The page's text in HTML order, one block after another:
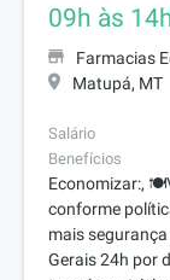
09h às
Farmacias
Matupá, MT
Salário
Benefícios
Economizar:,
conforme
mais
Gerais 24h por